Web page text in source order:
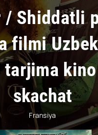
/ Shiddatli
filmi
tarjima kino
skachat
Fransiya